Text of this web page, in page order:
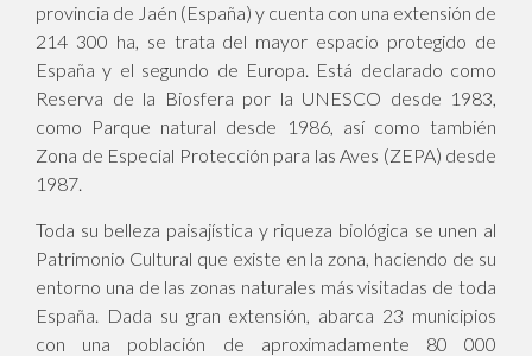
provincia de Jaén (España) y cuenta con una extensión de
214 300 ha, se trata del mayor espacio protegido de
España y el segundo de Europa. Está declarado como
Reserva de la Biosfera por la UNESCO desde 1983,
como Parque natural desde 1986, así como también
Zona de Especial Protección para las Aves (ZEPA) desde
1987.
Toda su belleza paisajística y riqueza biológica se unen al
Patrimonio Cultural que existe en la zona, haciendo de su
entorno una de las zonas naturales más visitadas de toda
España. Dada su gran extensión, abarca 23 municipios
con una población de aproximadamente 80 000